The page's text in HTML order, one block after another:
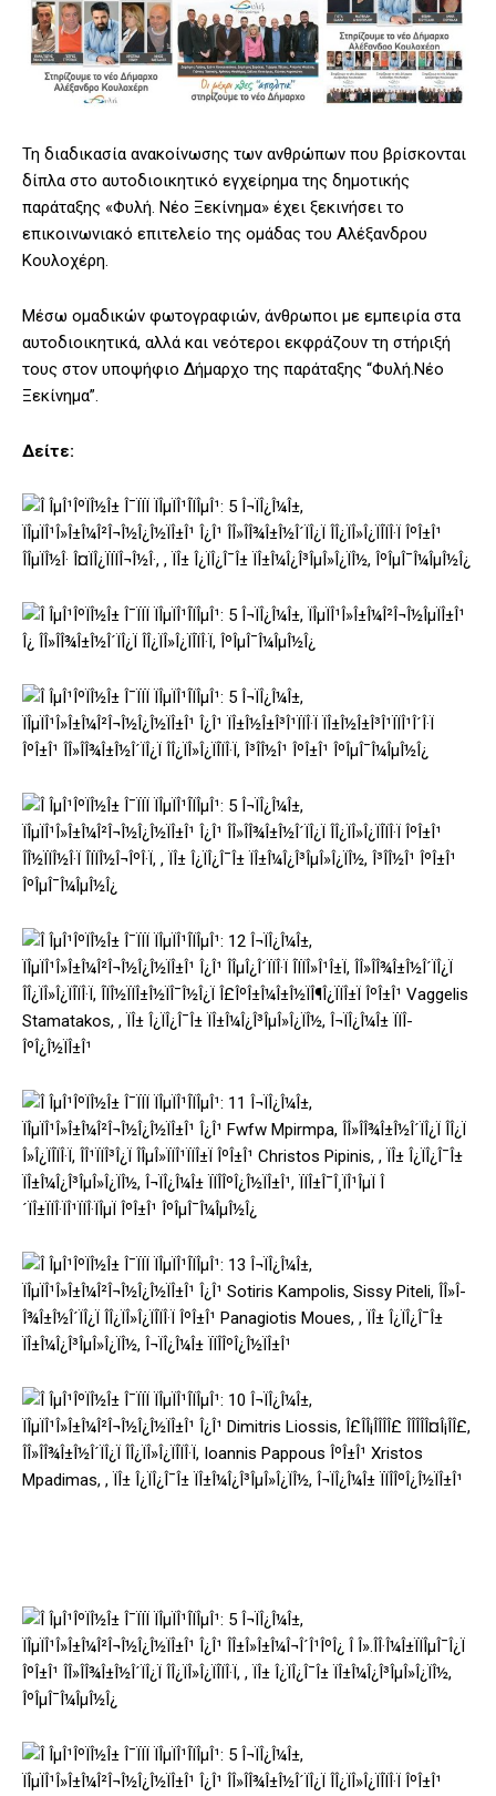
Τη διαδικασία ανακοίνωσης των ανθρώπων που βρίσκονται
δίπλα στο αυτοδιοικητικό εγχείρημα της δημοτικής
παράταξης «Φυλή. Νέο Ξεκίνημα» έχει ξεκινήσει το
επικοινωνιακό επιτελείο της ομάδας του Αλέξανδρου
Κουλοχέρη.
Μέσω ομαδικών φωτογραφιών, άνθρωποι με εμπειρία στα
αυτοδιοικητικά, αλλά και νεότεροι εκφράζουν τη στήριξή
τους στον υποψήφιο Δήμαρχο της παράταξης “Φυλή.Νέο
Ξεκίνημα”.
Δείτε: